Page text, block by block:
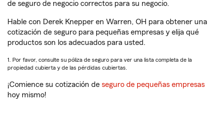
de seguro de negocio correctos para su negocio.
Hable con Derek Knepper en Warren, OH para obtener una
cotización de seguro para pequeñas empresas y elija qué
productos son los adecuados para usted.
1. Por favor, consulte su póliza de seguro para ver una lista completa de la
propiedad cubierta y de las pérdidas cubiertas.
¡Comience su cotización de seguro de pequeñas empresas
hoy mismo!